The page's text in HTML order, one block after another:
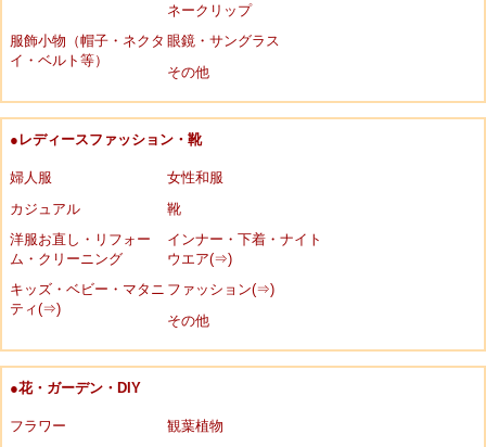
ネークリップ
服飾小物（帽子・ネクタ
イ・ベルト等）
眼鏡・サングラス
その他
●レディースファッション・靴
婦人服
女性和服
カジュアル
靴
洋服お直し・リフォー
ム・クリーニング
インナー・下着・ナイト
ウエア(⇒)
キッズ・ベビー・マタニ
ティ(⇒)
ファッション(⇒)
その他
●花・ガーデン・DIY
フラワー
観葉植物